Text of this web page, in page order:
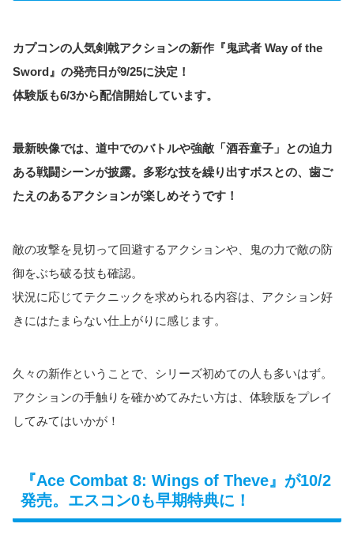
カプコンの人気剣戟アクションの新作『鬼武者 Way of the
Sword』の発売日が9/25に決定！
体験版も6/3から配信開始しています。
最新映像では、道中でのバトルや強敵「酒吞童子」との迫力
ある戦闘シーンが披露。多彩な技を繰り出すボスとの、歯ご
たえのあるアクションが楽しめそうです！
敵の攻撃を見切って回避するアクションや、鬼の力で敵の防
御をぶち破る技も確認。
状況に応じてテクニックを求められる内容は、アクション好
きにはたまらない仕上がりに感じます。
久々の新作ということで、シリーズ初めての人も多いはず。
アクションの手触りを確かめてみたい方は、体験版をプレイ
してみてはいかが！
『Ace Combat 8: Wings of Theve』が10/2
発売。エスコン0も早期特典に！